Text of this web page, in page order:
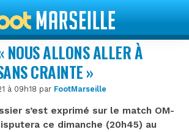
NOUS ALLONS ALLER À
CRAINTE »
à 09h18 par FootMarseille
s’est exprimé sur le match OM-
ce dimanche (20h45) au